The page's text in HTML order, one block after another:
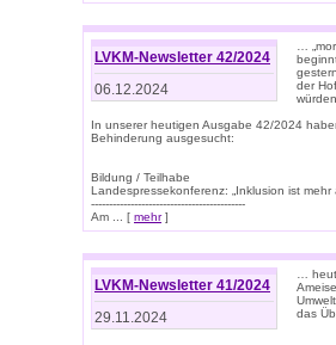
LVKM-Newsletter 42/2024
06.12.2024
…
der
In unserer heutigen Ausgabe 42/2024
Behinderung ausgesucht:
Bildung / Teilhabe
Landespressekonferenz: „Inklusion ist mehr
-------------------------------------------
Am ... [ mehr]
LVKM-Newsletter 41/2024
29.11.2024
…
das